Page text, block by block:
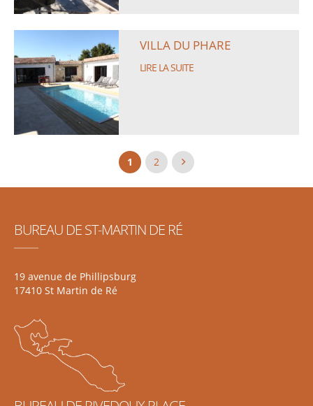
VILLA DU PHARE
LIRE LA SUITE
1 2
BUREAU DE ST-MARTIN DE RÉ
19 avenue de Phillipsburg
17410 St Martin de Ré